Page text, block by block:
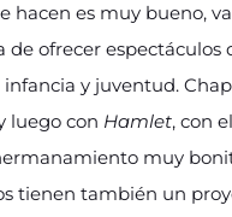
hacen es muy bueno,
de ofrecer espectáculos
y juventud.
luego con Hamlet, con
muy
tienen también un